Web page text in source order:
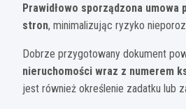
Prawidłowo sporządzona
stron, minimalizując ryzyko
Dobrze przygotowany dokument
nieruchomości wraz z numerem
jest również określenie zadatku lub